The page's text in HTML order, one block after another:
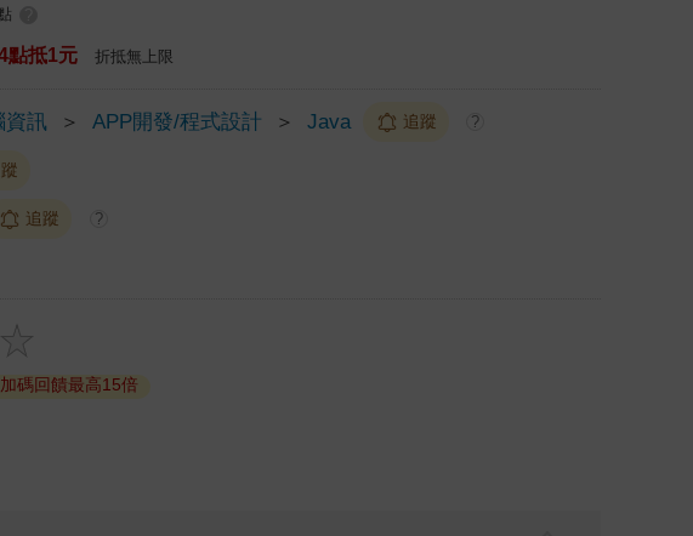
點抵1元 折抵無上限
資訊 ＞ APP開發/程式設計 ＞ Java 追蹤 ?
追蹤 ?
碼回饋最高15倍